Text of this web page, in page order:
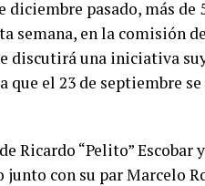
diciembre pasado, más
semana, en la comisión
discutirá una iniciativa
que el 23 de septiembre
Ricardo “Pelito”
junto con su par Marcelo